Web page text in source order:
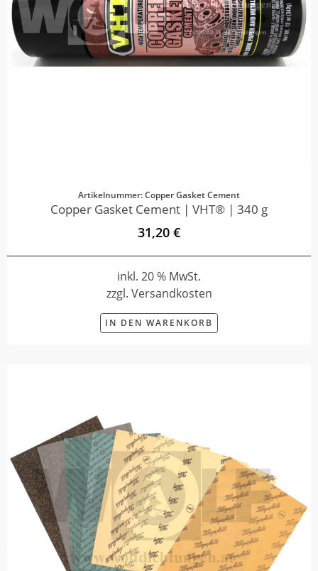
Artikelnummer: Copper Gasket Cement
Copper Gasket Cement | VHT® | 340 g
31,20 €
inkl. 20 % MwSt.
zzgl. Versandkosten
IN DEN WARENKORB